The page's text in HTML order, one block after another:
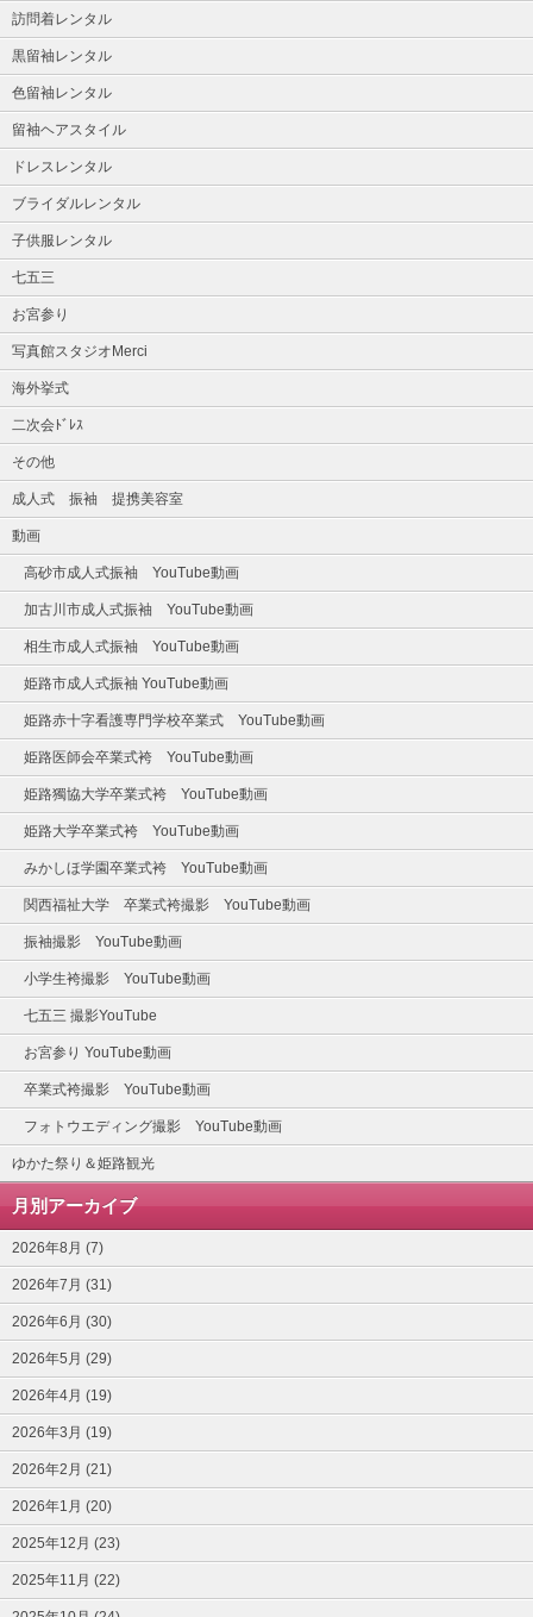
訪問着レンタル
黒留袖レンタル
色留袖レンタル
留袖ヘアスタイル
ドレスレンタル
ブライダルレンタル
子供服レンタル
七五三
お宮参り
写真館スタジオMerci
海外挙式
二次会ﾄﾞﾚｽ
その他
成人式 振袖 提携美容室
動画
高砂市成人式振袖 YouTube動画
加古川市成人式振袖 YouTube動画
相生市成人式振袖 YouTube動画
姫路市成人式振袖 YouTube動画
姫路赤十字看護専門学校卒業式 YouTube動画
姫路医師会卒業式袴 YouTube動画
姫路獨協大学卒業式袴 YouTube動画
姫路大学卒業式袴 YouTube動画
みかしほ学園卒業式袴 YouTube動画
関西福祉大学 卒業式袴撮影 YouTube動画
振袖撮影 YouTube動画
小学生袴撮影 YouTube動画
七五三 撮影YouTube
お宮参り YouTube動画
卒業式袴撮影 YouTube動画
フォトウエディング撮影 YouTube動画
ゆかた祭り＆姫路観光
月別アーカイブ
2026年8月 (7)
2026年7月 (31)
2026年6月 (30)
2026年5月 (29)
2026年4月 (19)
2026年3月 (19)
2026年2月 (21)
2026年1月 (20)
2025年12月 (23)
2025年11月 (22)